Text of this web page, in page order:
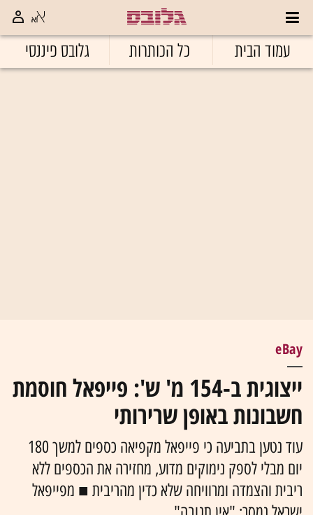
עמוד הבית כל הכותרות גלובס פיננסי
eBay
ייצוגית ב-154 מ' ש': פייפאל חוסמת
חשבונות באופן שרירותי
עוד נטען בתביעה כי פייפאל מקפיאה כספים למשך 180
יום מבלי לספק נימוקים מדוע, מחזירה את הכספים ללא
ריבית והצמדה ומרוויחה שלא כדין מהריבית ■ מפייפאל